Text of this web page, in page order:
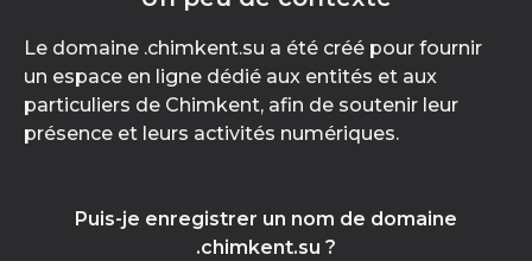
Le domaine .chimkent.su a été créé pour fournir
un espace en ligne dédié aux entités et aux
particuliers de Chimkent, afin de soutenir leur
présence et leurs activités numériques.
Puis-je enregistrer un nom de domaine
.chimkent.su ?